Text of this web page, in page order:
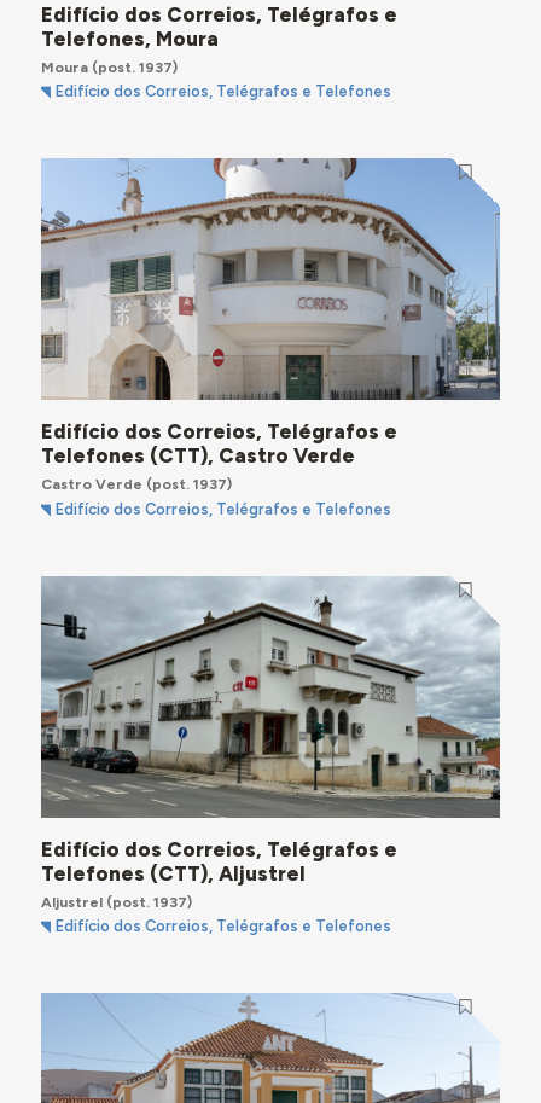
Edifício dos Correios, Telégrafos e
Telefones, Moura
Moura(post. 1937)
Edifício dos Correios, Telégrafos e Telefones
Edifício dos Correios, Telégrafos e
Telefones (CTT), Castro Verde
Castro Verde (post. 1937)
Edifício dos Correios, Telégrafos e Telefones
Edifício dos Correios, Telégrafos e
Telefones (CTT), Aljustrel
Aljustrel(post. 1937)
Edifício dos Correios, Telégrafos e Telefones